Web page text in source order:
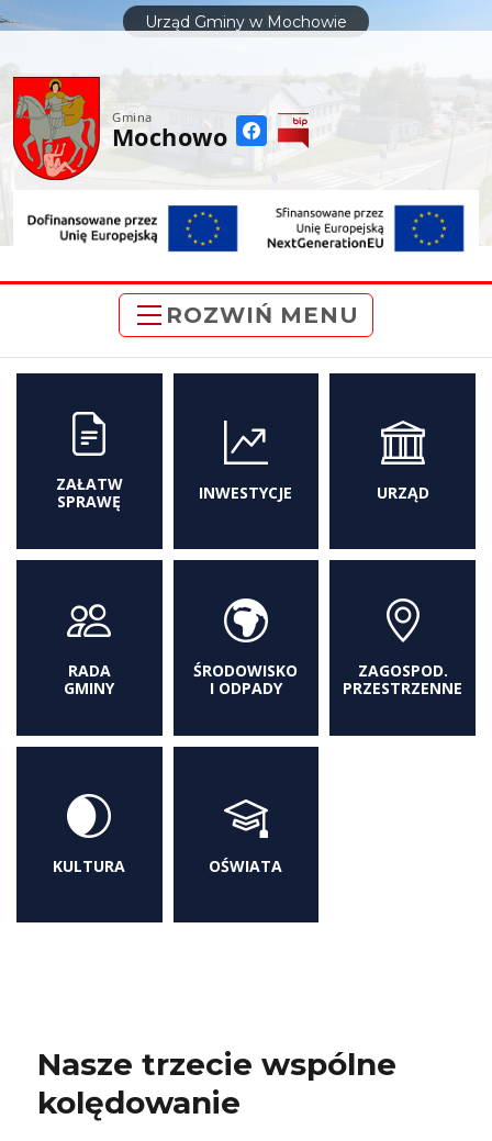
treści
Urząd Gminy w Mochowie
Gmina
Mochowo
ROZWIŃ MENU
ZAŁATW
SPRAWĘ
INWESTYCJE URZĄD
RADA
GMINY
ŚRODOWISKO
I ODPADY
ZAGOSPOD.
PRZESTRZENNE
KULTURA OŚWIATA
Nasze trzecie wspólne
kolędowanie